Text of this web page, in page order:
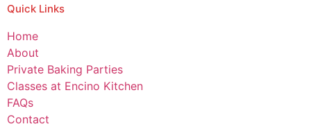
Quick Links
Home
About
Private Baking Parties
Classes at Encino Kitchen
FAQs
Contact